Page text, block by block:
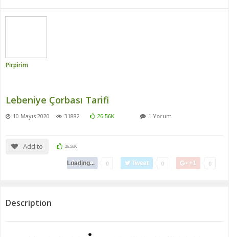
Pirpirim
Lebeniye Çorbası Tarifi
10 Mayıs 2020 31882 26.56K 1 Yorum
Add to 26.56K
Share 0 Tweet 0 +1 0
Loading...
Description